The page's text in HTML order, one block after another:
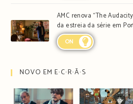
AMC renova “The
da estreia da série em
ON
NOVO EM E∙C∙R∙Ã∙S